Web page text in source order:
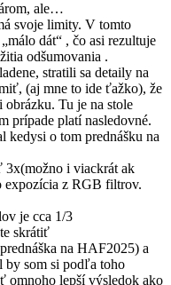
ale…
svoje limity. V tomto
dát“ , čo asi rezultuje
odšumovania .
stratili sa detaily na
(aj mne to ide ťažko), že
Tu je na stole
prípade platí nasledovné.
kedysi o tom prednášku na
i viackrát ak
expozícia z RGB filtrov.
je cca 1/3
skrátiť
na HAF2025) a
by som si podľa toho
omnoho lepší výsledok ako